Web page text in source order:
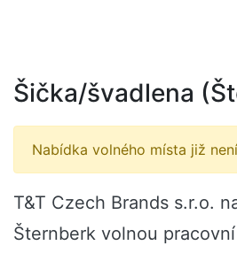
Šička/švadlena
Nabídka volného místa již
T&T Czech Brands s.r.o.
Šternberk volnou